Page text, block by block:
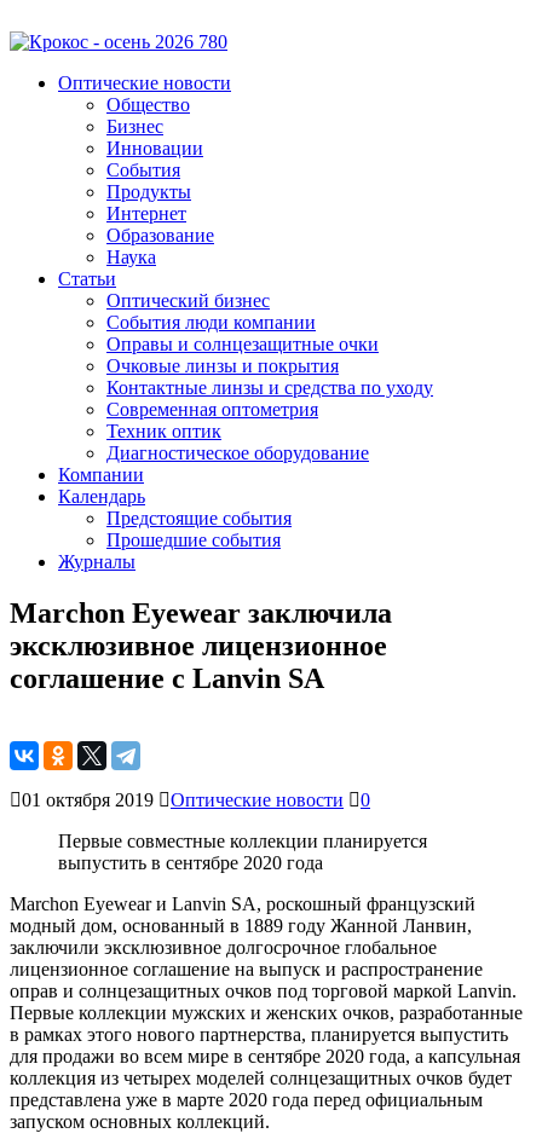
Оптические новости
Общество
Бизнес
Инновации
События
Продукты
Интернет
Образование
Наука
Статьи
Оптический бизнес
События люди компании
Оправы и солнцезащитные очки
Очковые линзы и покрытия
Контактные линзы и средства по уходу
Современная оптометрия
Техник оптик
Диагностическое оборудование
Компании
Календарь
Предстоящие события
Прошедшие события
Журналы
Marchon Eyewear заключила
эксклюзивное лицензионное
соглашение с Lanvin SA
01 октября 2019 Оптические новости
0
Первые совместные коллекции планируется
выпустить в сентябре 2020 года
Marchon Eyewear и Lanvin SA, роскошный французский
модный дом, основанный в 1889 году Жанной Ланвин,
заключили эксклюзивное долгосрочное глобальное
лицензионное соглашение на выпуск и распространение
оправ и солнцезащитных очков под торговой маркой Lanvin.
Первые коллекции мужских и женских очков, разработанные
в рамках этого нового партнерства, планируется выпустить
для продажи во всем мире в сентябре 2020 года, а капсульная
коллекция из четырех моделей солнцезащитных очков будет
представлена уже в марте 2020 года перед официальным
запуском основных коллекций.